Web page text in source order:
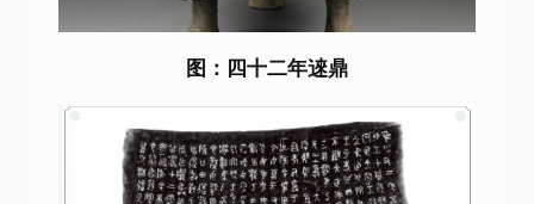
图：四十二年逨鼎